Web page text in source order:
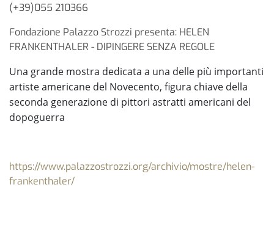
(+39)055 210366
Fondazione Palazzo Strozzi presenta: HELEN
FRANKENTHALER - DIPINGERE SENZA REGOLE
Una grande mostra dedicata a una delle più importanti
artiste americane del Novecento, figura chiave della
seconda generazione di pittori astratti americani del
dopoguerra
https://www.palazzostrozzi.org/archivio/mostre/helen-
frankenthaler/